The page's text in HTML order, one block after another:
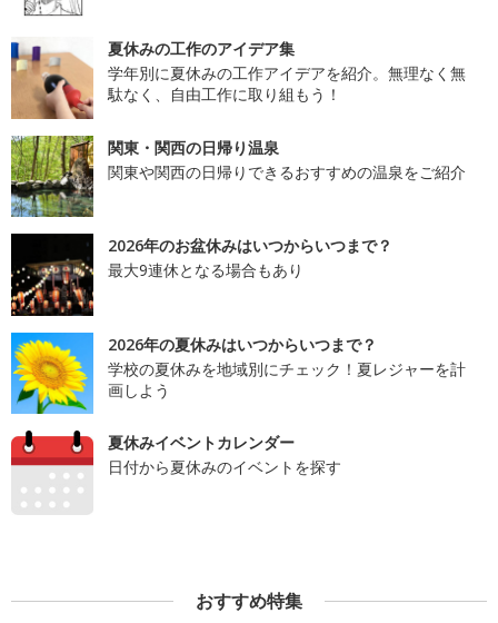
夏休みの工作のアイデア集
学年別に夏休みの工作アイデアを紹介。無理なく無
駄なく、自由工作に取り組もう！
関東・関西の日帰り温泉
関東や関西の日帰りできるおすすめの温泉をご紹介
2026年のお盆休みはいつからいつまで？
最大9連休となる場合もあり
2026年の夏休みはいつからいつまで？
学校の夏休みを地域別にチェック！夏レジャーを計
画しよう
夏休みイベントカレンダー
日付から夏休みのイベントを探す
おすすめ特集